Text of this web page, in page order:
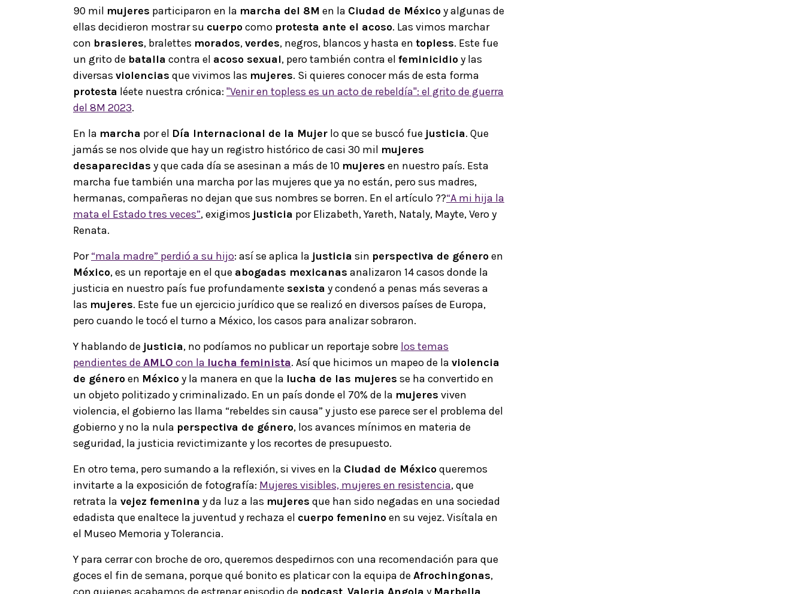
90 mil mujeres participaron en la marcha del 8M en la Ciudad de Méxicoy algunas de
ellas decidieron mostrar su cuerpocomo protesta ante el acoso. Las vimos marchar
con brasieres, bralettes morados,verdes, negros, blancos y hasta en topless. Este fue
un grito de batalla contra el acoso sexual, pero también contra el feminicidioy las
diversas violencias que vivimos las mujeres. Si quieres conocer más de esta forma
protesta léete nuestra crónica: "Venir en topless es un acto de rebeldía": el grito de guerra
del 8M 2023.
En la marcha por el Día Internacional de la Mujer lo que se buscó fue justicia. Que
jamás se nos olvide que hay un registro histórico de casi 30 mil mujeres
desaparecidas y que cada día se asesinan a más de 10 mujeres en nuestro país. Esta
marcha fue también una marcha por las mujeres que ya no están, pero sus madres,
hermanas, compañeras no dejan que sus nombres se borren. En el artículo ??“A mi hija la
mata el Estado tres veces”, exigimos justicia por Elizabeth, Yareth, Nataly, Mayte, Vero y
Renata.
Por“mala madre” perdió a su hijo: así se aplica la justicia sin perspectiva de géneroen
México, es un reportaje en el que abogadas mexicanas analizaron 14 casos donde la
justicia en nuestro país fue profundamente sexista y condenó a penas más severas a
las mujeres. Este fue un ejercicio jurídico que se realizó en diversos países de Europa,
pero cuando le tocó el turno a México, los casos para analizar sobraron.
Y hablando de justicia, no podíamos no publicar un reportaje sobre los temas
pendientes de AMLO con la lucha feminista. Así que hicimos un mapeo de la violencia
de géneroen Méxicoy la manera en que la lucha de las mujeres se ha convertido en
un objeto politizado y criminalizado. En un país donde el 70% de la mujeres viven
violencia, el gobierno las llama “rebeldes sin causa” y justo ese parece ser el problema del
gobierno y no la nula perspectiva de género, los avances mínimos en materia de
seguridad, la justicia revictimizante y los recortes de presupuesto.
En otro tema, pero sumando a la reflexión, si vives en la Ciudad de Méxicoqueremos
invitarte a la exposición de fotografía: Mujeres visibles, mujeres en resistencia, que
retrata la vejez femenina y da luz a las mujeres que han sido negadas en una sociedad
edadista que enaltece la juventud y rechaza el cuerpo femeninoen su vejez. Visítala en
el Museo Memoria y Tolerancia.
Y para cerrar con broche de oro, queremos despedirnos con una recomendación para que
goces el fin de semana, porque qué bonito es platicar con la equipa de Afrochingonas,